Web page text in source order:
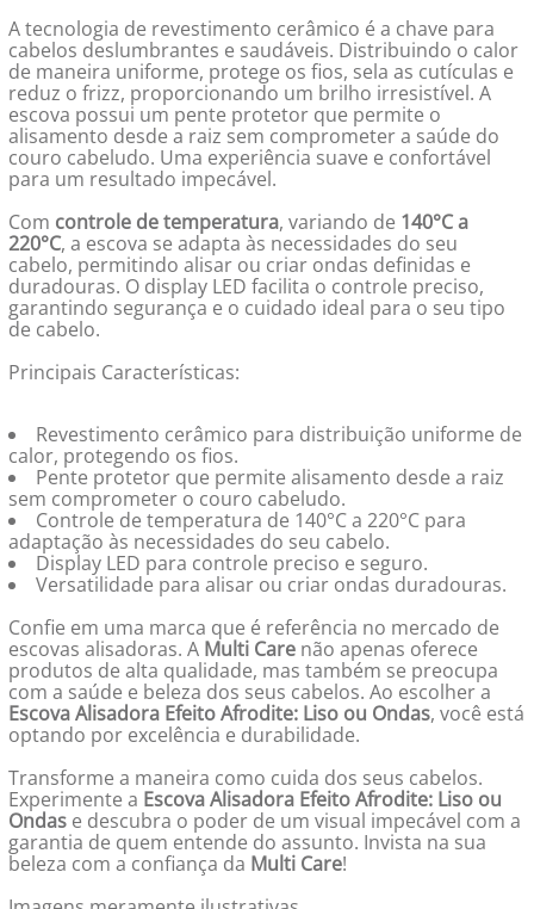
A tecnologia de revestimento cerâmico é a chave para
cabelos deslumbrantes e saudáveis. Distribuindo o calor
de maneira uniforme, protege os fios, sela as cutículas e
reduz o frizz, proporcionando um brilho irresistível. A
escova possui um pente protetor que permite o
alisamento desde a raiz sem comprometer a saúde do
couro cabeludo. Uma experiência suave e confortável
para um resultado impecável.
Com controle de temperatura, variando de 140°C a
220°C, a escova se adapta às necessidades do seu
cabelo, permitindo alisar ou criar ondas definidas e
duradouras. O display LED facilita o controle preciso,
garantindo segurança e o cuidado ideal para o seu tipo
de cabelo.
Principais Características:
Revestimento cerâmico para distribuição uniforme de
calor, protegendo os fios.
Pente protetor que permite alisamento desde a raiz
sem comprometer o couro cabeludo.
Controle de temperatura de 140°C a 220°C para
adaptação às necessidades do seu cabelo.
Display LED para controle preciso e seguro.
Versatilidade para alisar ou criar ondas duradouras.
Confie em uma marca que é referência no mercado de
escovas alisadoras. A Multi Carenão apenas oferece
produtos de alta qualidade, mas também se preocupa
com a saúde e beleza dos seus cabelos. Ao escolher a
Escova Alisadora Efeito Afrodite: Liso ou Ondas, você está
optando por excelência e durabilidade.
Transforme a maneira como cuida dos seus cabelos.
Experimente a Escova Alisadora Efeito Afrodite: Liso ou
Ondase descubra o poder de um visual impecável com a
garantia de quem entende do assunto. Invista na sua
beleza com a confiança da Multi Care!